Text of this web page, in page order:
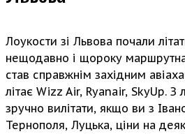
Лоукости зі Львова почали
нещодавно і щороку маршрутна
став справжнім західним
літає Wizz Air, Ryanair, SkyUp. З
зручно вилітати, якщо ви з
Тернополя, Луцька, ціни на